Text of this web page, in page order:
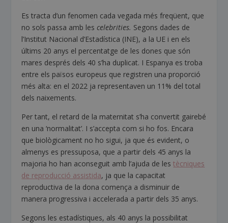
Es tracta d’un fenomen cada vegada més freqüent, que
no sols passa amb lescelebrities. Segons dades de
l’Institut Nacional d’Estadística (INE), a la UE i en els
últims 20 anys el percentatge de les dones que són
mares després dels 40 s’ha duplicat. I Espanya es troba
entre els països europeus que registren una proporció
més alta: en el 2022 ja representaven un 11% del total
dels naixements.
Per tant, el retard de la maternitat s’ha convertit gairebé
en una ‘normalitat’. I s’accepta com si ho fos. Encara
que biològicament no ho sigui, ja que és evident, o
almenys es pressuposa, que a partir dels 45 anys la
majoria ho han aconseguit amb l’ajuda de lestècniques
de reproducció assistida, ja que la capacitat
reproductiva de la dona comença a disminuir de
manera progressiva i accelerada a partir dels 35 anys.
Segons les estadístiques, als 40 anys la possibilitat